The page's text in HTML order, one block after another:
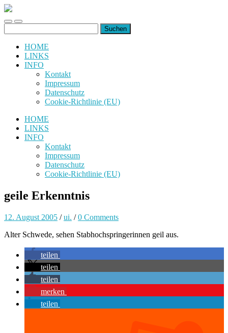
uiuiuiuiuiuiui.de
Toggle
mobile
Toggle
search
nach:
HOME
LINKS
INFO
Kontakt
Impressum
Datenschutz
Cookie-Richtlinie (EU)
HOME
LINKS
INFO
Kontakt
Impressum
Datenschutz
Cookie-Richtlinie (EU)
geile Erkenntnis
12. August 2005 /ui. /0 Comments
Alter Schwede, sehen Stabhochspringerinnen geil aus.
teilen
teilen
teilen
merken
teilen